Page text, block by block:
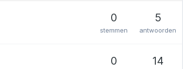
0
stemmen
5
antwoorden
0 14